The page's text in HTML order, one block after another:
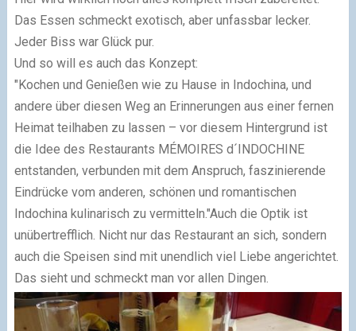
Das Essen schmeckt exotisch, aber unfassbar lecker.
Jeder Biss war Glück pur.
Und so will es auch das Konzept:
"Kochen und Genießen wie zu Hause in Indochina, und
andere über diesen Weg an Erinnerungen aus einer fernen
Heimat teilhaben zu lassen – vor diesem Hintergrund ist
die Idee des Restaurants MÉMOIRES d´INDOCHINE
entstanden, verbunden mit dem Anspruch, faszinierende
Eindrücke vom anderen, schönen und romantischen
Indochina kulinarisch zu vermitteln."Auch die Optik ist
unübertrefflich. Nicht nur das Restaurant an sich, sondern
auch die Speisen sind mit unendlich viel Liebe angerichtet.
Das sieht und schmeckt man vor allen Dingen.